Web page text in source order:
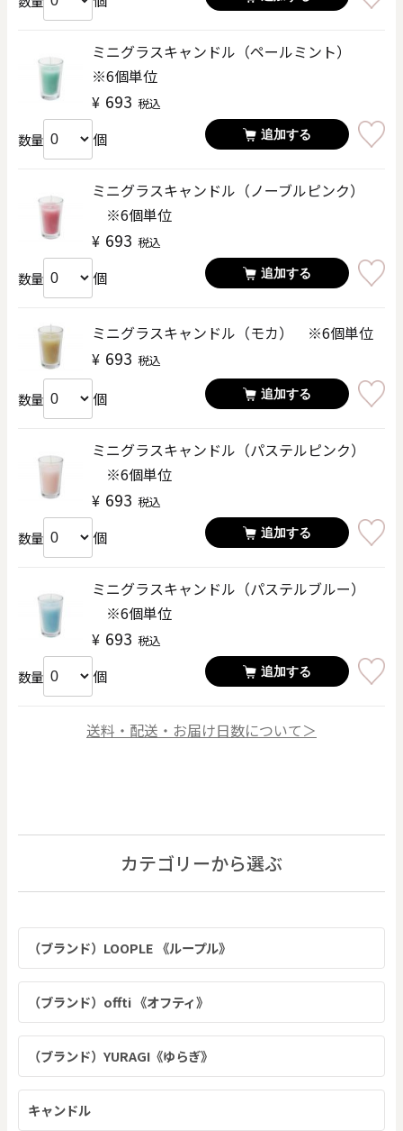
ミニグラスキャンドル（ペールミント）
※6個単位
¥ 693 税込
数量 個 追加する
ミニグラスキャンドル（ノーブルピンク）
※6個単位
¥ 693 税込
数量 個 追加する
ミニグラスキャンドル（モカ） ※6個単位
¥ 693 税込
数量 個 追加する
ミニグラスキャンドル（パステルピンク）
※6個単位
¥ 693 税込
数量 個 追加する
ミニグラスキャンドル（パステルブルー）
※6個単位
¥ 693 税込
数量 個 追加する
送料・配送・お届け日数について＞
カテゴリーから選ぶ
（ブランド）LOOPLE 《ループル》
（ブランド）offti 《オフティ》
（ブランド）YURAGI《ゆらぎ》
キャンドル